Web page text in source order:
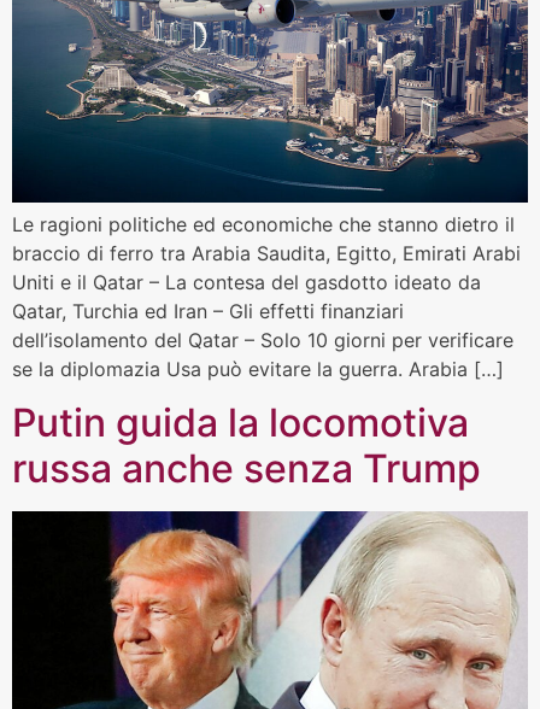
Le ragioni politiche ed economiche che stanno dietro il
braccio di ferro tra Arabia Saudita, Egitto, Emirati Arabi
Uniti e il Qatar – La contesa del gasdotto ideato da
Qatar, Turchia ed Iran – Gli effetti finanziari
dell’isolamento del Qatar – Solo 10 giorni per verificare
se la diplomazia Usa può evitare la guerra. Arabia […]
Putin guida la locomotiva
russa anche senza Trump